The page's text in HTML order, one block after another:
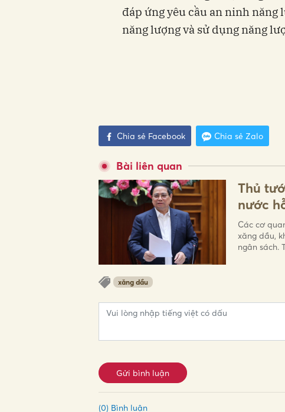
đáp ứng yêu cầu an ninh
năng lượng và sử dụng năng
Chia sẻ Facebook Chia sẻ Zalo
Bài liên quan
Thủ
nước
Các cơ
xăng dầu,
ngân sách.
xăng dầu
Gửi bình luận
(0) Bình luận